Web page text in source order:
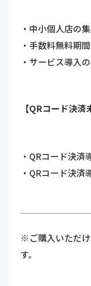
・中小個人店の
・手数料無料期
・サービス導入
【QRコード決済
・QRコード決済
・QRコード決済
※ご購入いただ
す。